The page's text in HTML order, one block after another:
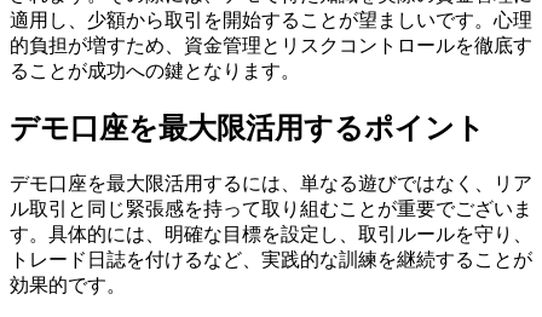
適用し、少額から取引を開始することが望ましいです。心理
的負担が増すため、資金管理とリスクコントロールを徹底す
ることが成功への鍵となります。
デモ口座を最大限活用するポイント
デモ口座を最大限活用するには、単なる遊びではなく、リア
ル取引と同じ緊張感を持って取り組むことが重要でございま
す。具体的には、明確な目標を設定し、取引ルールを守り、
トレード日誌を付けるなど、実践的な訓練を継続することが
効果的です。